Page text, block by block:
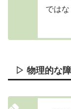
では
▷ 物理的な